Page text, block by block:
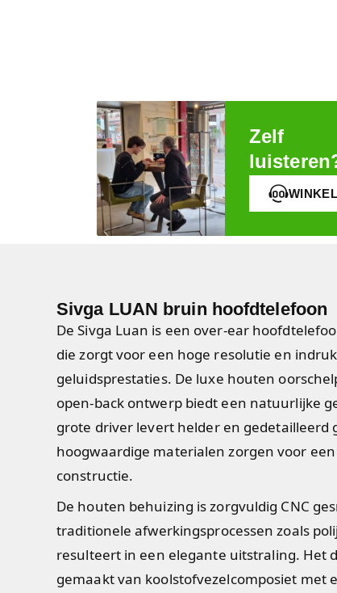
Zelf
WINKEL
Sivga LUAN bruin hoofdtelefoon
De Sivga Luan is een over-ear
die zorgt voor een hoge resolutie en
geluidsprestaties. De luxe houten
open-back ontwerp biedt een natuurlijke
grote driver levert helder en gedetailleerd
hoogwaardige materialen zorgen voor
constructie.
De houten behuizing is zorgvuldig CNC
traditionele afwerkingsprocessen zoals
resulteert in een elegante uitstraling. Het
gemaakt van koolstofvezelcomposiet met